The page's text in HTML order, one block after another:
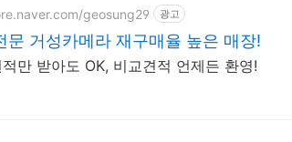
geosung29 광고
문 거성카메라 재구매율 높은 매장!
만 받아도 OK, 비교견적 언제든 환영!